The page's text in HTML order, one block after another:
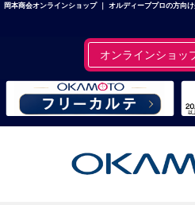
岡本商会オンラインショップ ｜ オルディーブプロの方向
オンラインショ